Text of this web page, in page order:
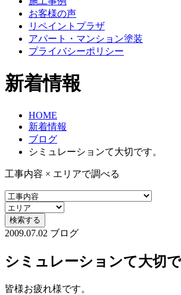
お客様の声
リペイントプラザ
アパート・マンション塗装
プライバシーポリシー
新着情報
HOME
新着情報
ブログ
シミュレーションて大切です。
工事内容 × エリアで調べる
2009.07.02 ブログ
シミュレーションて大切で
皆様お疲れ様です。